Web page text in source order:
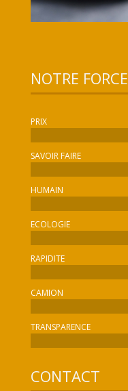
NOTRE FORCE
PRIX
SAVOIR FAIRE
HUMAIN
ECOLOGIE
RAPIDITE
CAMION
TRANSPARENCE
CONTACT